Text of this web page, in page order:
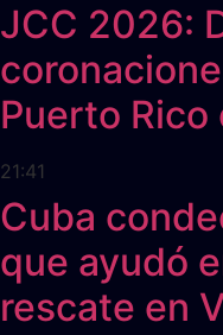
JCC 2026:
Puerto Rico
21:41
Cuba
que ayudó
rescate en